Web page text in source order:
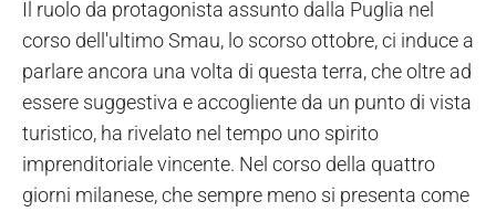
Il ruolo da protagonista assunto dalla Puglia nel
corso dell'ultimo Smau, lo scorso ottobre, ci induce a
parlare ancora una volta di questa terra, che oltre ad
essere suggestiva e accogliente da un punto di vista
turistico, ha rivelato nel tempo uno spirito
imprenditoriale vincente. Nel corso della quattro
giorni milanese, che sempre meno si presenta come